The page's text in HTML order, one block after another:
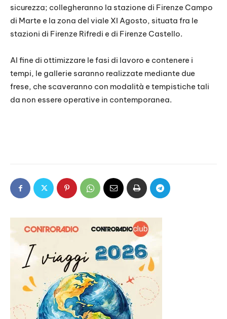
sicurezza; collegheranno la stazione di Firenze Campo
di Marte e la zona del viale XI Agosto, situata fra le
stazioni di Firenze Rifredi e di Firenze Castello.
Al fine di ottimizzare le fasi di lavoro e contenere i
tempi, le gallerie saranno realizzate mediante due
frese, che scaveranno con modalità e tempistiche tali
da non essere operative in contemporanea.